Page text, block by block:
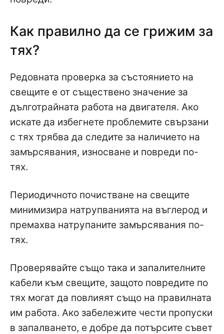
Как правилно да се грижим за
тях?
Редовната проверка за състоянието на
свещите е от съществено значение за
дълготрайната работа на двигателя. Ако
искате да избегнете проблемите свързани
с тях трябва да следите за наличието на
замърсявания, износване и повреди по-
тях.
Периодичното почистване на свещите
минимизира натрупванията на въглерод и
премахва натрупаните замърсявания по-
тях.
Проверявайте също така и запалителните
кабели към свещите, защото повредите по
тях могат да повлияят също на правилната
им работа. Ако забележите чести пропуски
в запалването, е добре да потърсите съвет